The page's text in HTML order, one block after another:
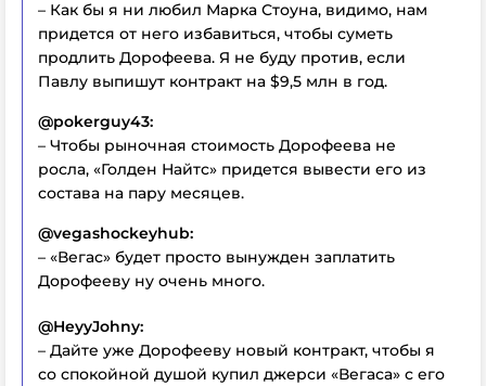
– Как бы я ни любил Марка Стоуна, видимо, нам
придется от него избавиться, чтобы суметь
продлить Дорофеева. Я не буду против, если
Павлу выпишут контракт на $9,5 млн в год.
@pokerguy43:
– Чтобы рыночная стоимость Дорофеева не
росла, «Голден Найтс» придется вывести его из
состава на пару месяцев.
@vegashockeyhub:
– «Вегас» будет просто вынужден заплатить
Дорофееву ну очень много.
@HeyyJohny:
– Дайте уже Дорофееву новый контракт, чтобы я
со спокойной душой купил джерси «Вегаса» с его